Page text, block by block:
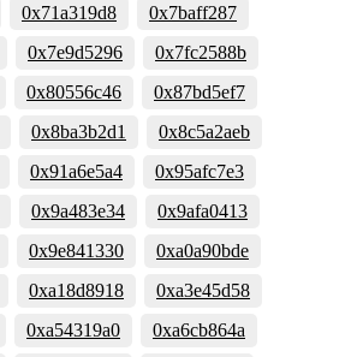
0x71a319d8
0x7baff287
0x7e9d5296
0x7fc2588b
0x80556c46
0x87bd5ef7
0x8ba3b2d1
0x8c5a2aeb
0x91a6e5a4
0x95afc7e3
0x9a483e34
0x9afa0413
0x9e841330
0xa0a90bde
0xa18d8918
0xa3e45d58
0xa54319a0
0xa6cb864a